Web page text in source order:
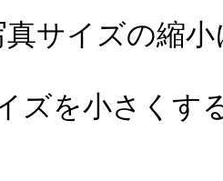
サイズの縮小
ズを小さくす